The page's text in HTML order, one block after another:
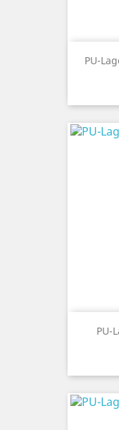
PU-
PU-